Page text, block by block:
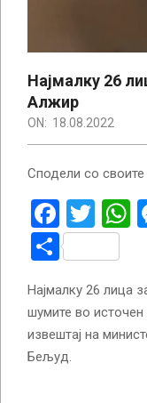
Најмалку 26
Алжир
ON: 18.08.2022
Сподели со своите
Share
Најмалку 26 лица
шумите во
извештај на
Бељуд.